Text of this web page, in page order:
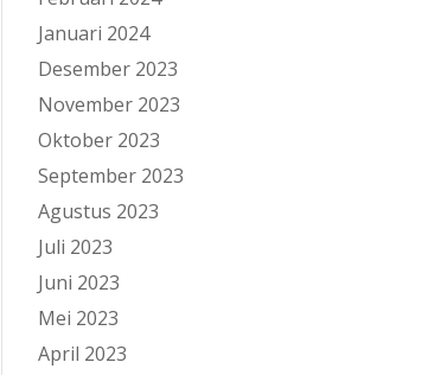
Januari 2024
Desember 2023
November 2023
Oktober 2023
September 2023
Agustus 2023
Juli 2023
Juni 2023
Mei 2023
April 2023